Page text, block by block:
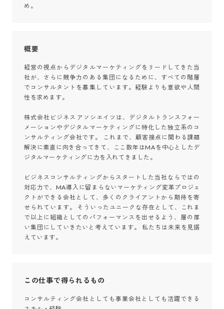
め。
概要
経営の視点からデジタルマーケティングをリードしてきた当
社が、さらに競争力のある集団になるために、すべての階層
でコンサルタントを募集しています。経験よりも意欲や人間
性を求めます。
株式会社ビジネス アソシエイツは、デジタルトランスフォー
メーションやデジタルマーケティングに特化した独立系のコ
ンサルティング会社です。 これまで、顧客接点に関わる課題
解決に素直に向き合ってきて、ここ数年はMAを中心としたデ
ジタルマーケティングに力を入れてきました。
ビジネスコンサルティングからスタートした当社ならではの
対応力で、MA導入に留まらないマーケティング変革プロジェ
クトができる会社として、多くのクライアントから期待を寄
せられています。 そういったユニークな存在として、これま
で以上に組織としてのパフォーマンスを出せるよう、層の厚
い集団にしていきたいと考えています。 私たちは未来を見据
えています。
この仕事で得られるもの
コンサルティング会社としても事業会社としても活躍できる